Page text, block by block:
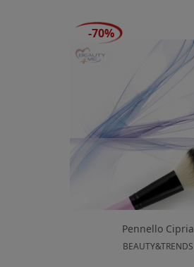
Pennello Cipria
BEAUTY&TRENDS
-70%